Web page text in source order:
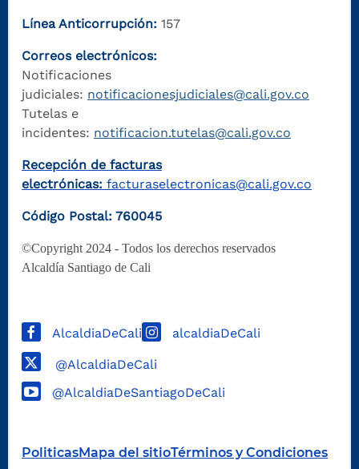
Línea Anticorrupción: 157
Correos electrónicos:
Notificaciones
judiciales: notificacionesjudiciales@cali.gov.co
Tutelas e
incidentes: notificacion.tutelas@cali.gov.co
Recepción de facturas
electrónicas: facturaselectronicas@cali.gov.co
Código Postal: 760045
©Copyright 2024 - Todos los derechos reservados
Alcaldía Santiago de Cali
AlcaldiaDeCali alcaldiaDeCali
@AlcaldiaDeCali
@AlcaldiaDeSantiagoDeCali
PoliticasMapa del sitioTérminos y Condiciones